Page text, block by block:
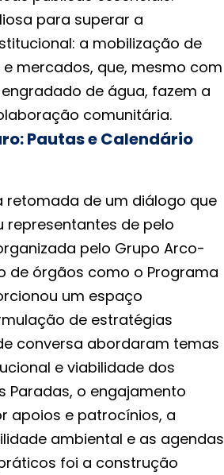
para superar a
a mobilização de
mercados, que, mesmo com
de água, fazem a
comunitária.
Pautas e Calendário
retomada de um diálogo que
representantes de pelo
pelo Grupo Arco-
de órgãos como o Programa
um espaço
de estratégias
conversa abordaram temas
e viabilidade dos
Paradas, o engajamento
apoios e patrocínios, a
ambiental e as agendas
foi a construção